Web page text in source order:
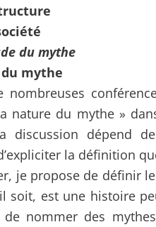
du mythe
mythe
nombreuses
nature du mythe »
discussion dépend
la définition
je propose de définir
soit, est une histoire
nommer des